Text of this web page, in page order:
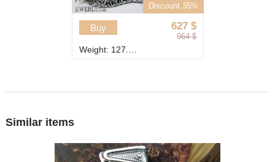
Discount 35%
627 $
964 $
Buy
Similar items